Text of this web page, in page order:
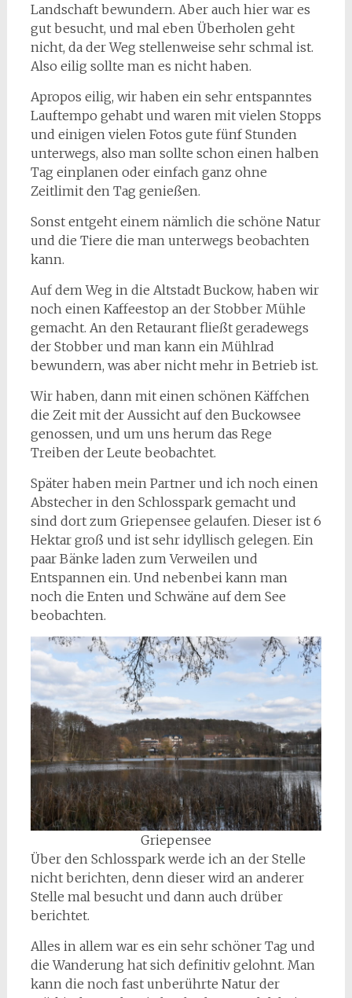
Landschaft bewundern. Aber auch hier war es
gut besucht, und mal eben Überholen geht
nicht, da der Weg stellenweise sehr schmal ist.
Also eilig sollte man es nicht haben.
Apropos eilig, wir haben ein sehr entspanntes
Lauftempo gehabt und waren mit vielen Stopps
und einigen vielen Fotos gute fünf Stunden
unterwegs, also man sollte schon einen halben
Tag einplanen oder einfach ganz ohne
Zeitlimit den Tag genießen.
Sonst entgeht einem nämlich die schöne Natur
und die Tiere die man unterwegs beobachten
kann.
Auf dem Weg in die Altstadt Buckow, haben wir
noch einen Kaffeestop an der Stobber Mühle
gemacht. An den Retaurant fließt geradewegs
der Stobber und man kann ein Mühlrad
bewundern, was aber nicht mehr in Betrieb ist.
Wir haben, dann mit einen schönen Käffchen
die Zeit mit der Aussicht auf den Buckowsee
genossen, und um uns herum das Rege
Treiben der Leute beobachtet.
Später haben mein Partner und ich noch einen
Abstecher in den Schlosspark gemacht und
sind dort zum Griepensee gelaufen. Dieser ist 6
Hektar groß und ist sehr idyllisch gelegen. Ein
paar Bänke laden zum Verweilen und
Entspannen ein. Und nebenbei kann man
noch die Enten und Schwäne auf dem See
beobachten.
Griepensee
Über den Schlosspark werde ich an der Stelle
nicht berichten, denn dieser wird an anderer
Stelle mal besucht und dann auch drüber
berichtet.
Alles in allem war es ein sehr schöner Tag und
die Wanderung hat sich definitiv gelohnt. Man
kann die noch fast unberührte Natur der